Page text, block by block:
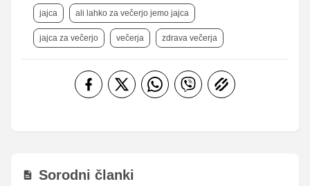
jajca ali lahko za večerjo jemo jajca
jajca za večerjo večerja zdrava večerja
Sorodni članki